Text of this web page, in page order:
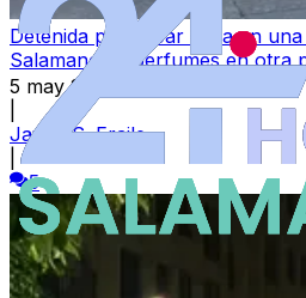
Detenida por robar ropa en
Salamanca y perfumes en otra
5 may 2026
Javier S. Fraile
5